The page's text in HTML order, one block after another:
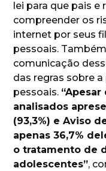
lei para que pais
compreender os
internet por seus
pessoais.
comunicação
das regras sobre
pessoais.
analisados
(93,3%) e Aviso
apenas 36,7%
o tratamento de
adolescentes”,